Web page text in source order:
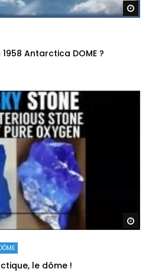
Antarctica DOME ?
le dôme !